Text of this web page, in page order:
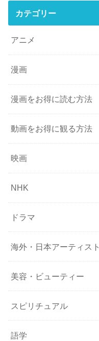
カテゴリー
アニメ
漫画
漫画をお得に読む方法
動画をお得に観る方法
映画
NHK
ドラマ
海外・日本アーティスト
美容・ビューティー
スピリチュアル
語学